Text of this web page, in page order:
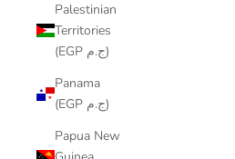
Palestinian
Territories
(EGP ج.م)
Panama
(EGP ج.م)
Papua New